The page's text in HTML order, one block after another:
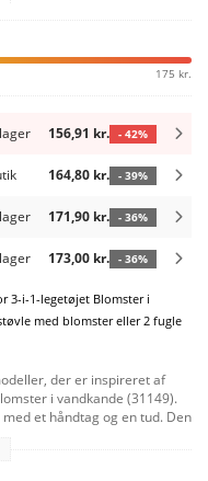
175 kr.
156,91 kr. - 42%
164,80 kr. - 39%
171,90 kr. - 36%
173,00 kr. - 36%
3-i-1-legetøjet Blomster i
med blomster eller 2 fugle
der er inspireret af
i vandkande (31149).
et håndtag og en tud. Den
ser ud, som om de flyver.